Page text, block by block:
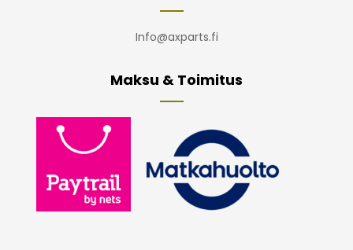
Info@axparts.fi
Maksu & Toimitus